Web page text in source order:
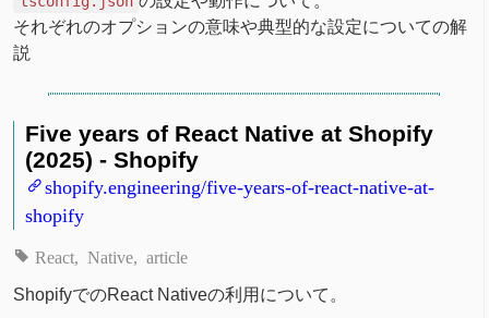
それぞれのオプションの意味や典型的な設定についての解
説
Five years of React Native at Shopify
(2025) - Shopify
shopify.engineering/five-years-of-react-native-at-
shopify
React Native article
ShopifyでのReact Nativeの利用について。